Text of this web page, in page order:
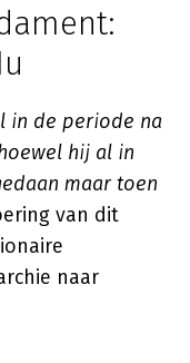
in de periode na
hij al in
maar toen
van dit
naar